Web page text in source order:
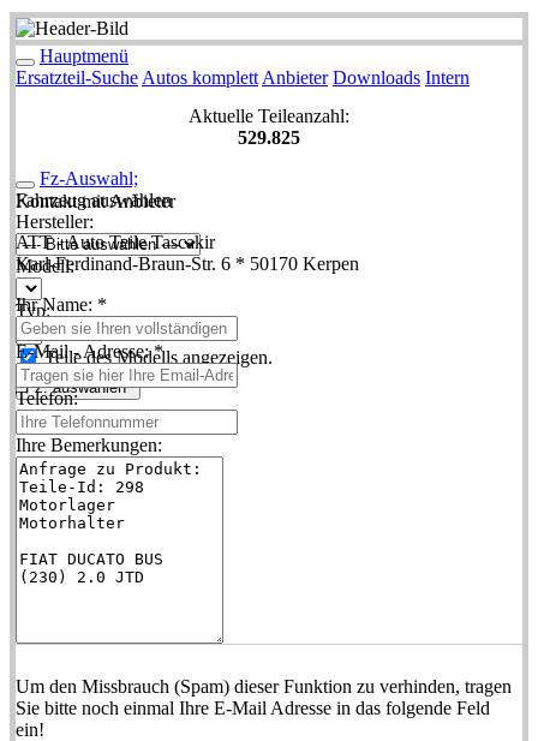
Hauptmenü
Ersatzteil-Suche Autos komplett Anbieter Downloads Intern
Aktuelle Teileanzahl:
529.825
Fz-Auswahl;
Fahrzeug auswählen
Hersteller:
Modell:
Typ:
Teile des Modells angezeigen.
Fz. auswählen
Kontakt mit Anbieter
ATT - Auto Teile Tascakir
Karl-Ferdinand-Braun-Str. 6 * 50170 Kerpen
Ihr Name: *
E-Mail - Adresse: *
Telefon:
Ihre Bemerkungen:
Um den Missbrauch (Spam) dieser Funktion zu verhinden, tragen
Sie bitte noch einmal Ihre E-Mail Adresse in das folgende Feld
ein!